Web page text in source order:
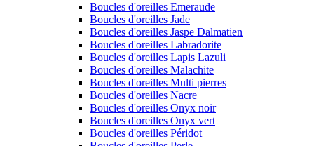
Boucles d'oreilles Emeraude
Boucles d'oreilles Jade
Boucles d'oreilles Jaspe Dalmatien
Boucles d'oreilles Labradorite
Boucles d'oreilles Lapis Lazuli
Boucles d'oreilles Malachite
Boucles d'oreilles Multi pierres
Boucles d'oreilles Nacre
Boucles d'oreilles Onyx noir
Boucles d'oreilles Onyx vert
Boucles d'oreilles Péridot